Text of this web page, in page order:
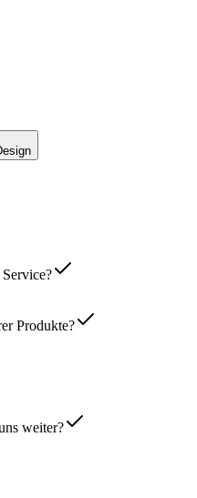
Produkte?
weiter?